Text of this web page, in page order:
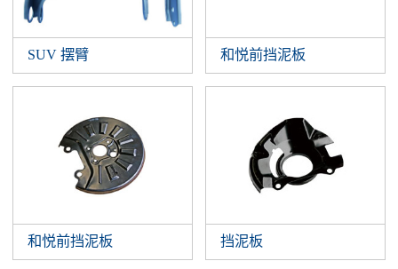
SUV 摆臂 和悦前挡泥板
和悦前挡泥板 挡泥板